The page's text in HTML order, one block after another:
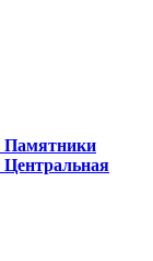
Памятники
Центральная